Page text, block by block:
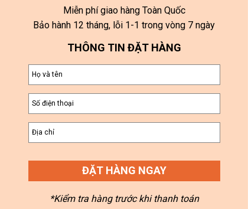
THÔNG TIN ĐẶT HÀNG
ĐẶT HÀNG NGAY
Miễn phí giao hàng Toàn Quốc
Bảo hành 12 tháng, lỗi 1-1 trong vòng 7 ngày
*Kiểm tra hàng trước khi thanh toán